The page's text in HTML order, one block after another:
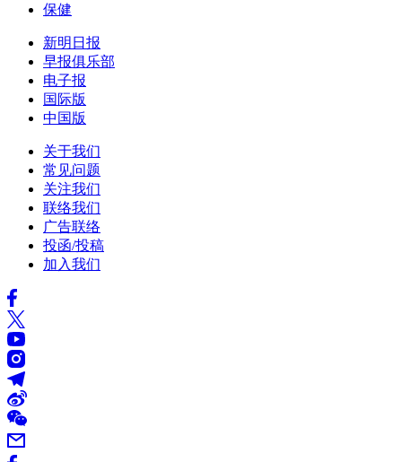
保健
新明日报
早报俱乐部
电子报
国际版
中国版
关于我们
常见问题
关注我们
联络我们
广告联络
投函/投稿
加入我们